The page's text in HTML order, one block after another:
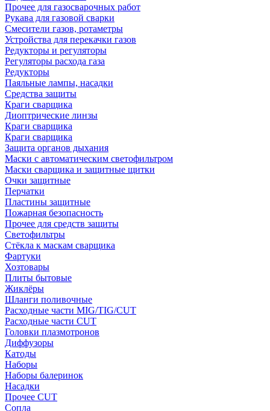
Прочее для газосварочных работ
Рукава для газовой сварки
Смесители газов, ротаметры
Устройства для перекачки газов
Редукторы и регуляторы
Регуляторы расхода газа
Редукторы
Паяльные лампы, насадки
Средства защиты
Краги сварщика
Диоптрические линзы
Краги сварщика
Краги сварщика
Защита органов дыхания
Маски с автоматическим светофильтром
Маски сварщика и защитные щитки
Очки защитные
Перчатки
Пластины защитные
Пожарная безопасность
Прочее для средств защиты
Светофильтры
Стёкла к маскам сварщика
Фартуки
Хозтовары
Плиты бытовые
Жиклёры
Шланги поливочные
Расходные части MIG/TIG/CUT
Расходные части CUT
Головки плазмотронов
Диффузоры
Катоды
Наборы
Наборы балеринок
Насадки
Прочее CUT
Сопла